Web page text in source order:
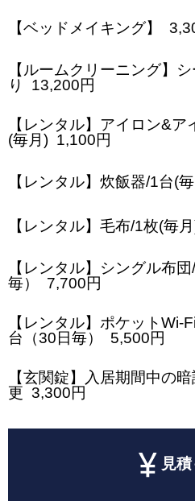
【ベッドメイキング】
【ルームクリーニング】
り 13,200円
【レンタル】アイロン&ア
(毎月) 1,100円
【レンタル】炊飯器/1台(
【レンタル】毛布/1枚(毎
【レンタル】シングル布
毎） 7,700円
【レンタル】ポケットWi-
台（30日毎） 5,500円
【玄関錠】入居期間中の
更 3,300円
見